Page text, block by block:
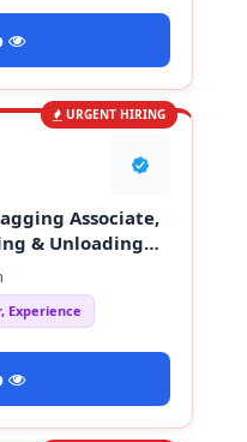
URGENT HIRING
Associate,
& Unloading
Experience